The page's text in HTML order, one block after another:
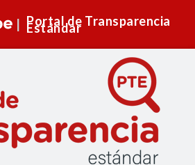
Portal de Transparencia
Estándar